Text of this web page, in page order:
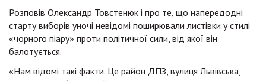
Розповів Олександр Товстенюк і про те, що напередодні
старту виборів уночі невідомі поширювали листівки у стилі
«чорного піару» проти політичної сили, від якої він
балотується.
«Нам відомі такі факти. Це район ДПЗ, вулиця Львівська,